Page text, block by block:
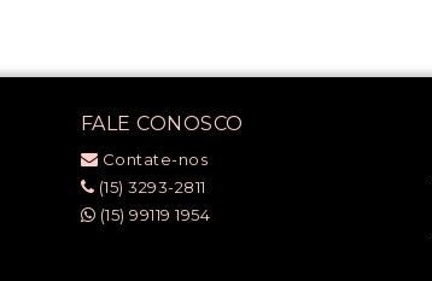
FALE CONOSCO
Contate-nos
(15) 3293-2811
(15) 99119 1954